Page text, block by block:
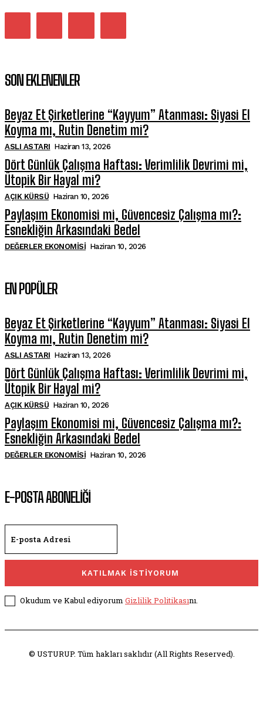
SON EKLENENLER
Beyaz Et Şirketlerine “Kayyum” Atanması: Siyasi El
Koyma mı, Rutin Denetim mi?
ASLI ASTARI Haziran 13, 2026
Dört Günlük Çalışma Haftası: Verimlilik Devrimi mi,
Ütopik Bir Hayal mi?
AÇIK KÜRSÜ Haziran 10, 2026
Paylaşım Ekonomisi mi, Güvencesiz Çalışma mı?:
Esnekliğin Arkasındaki Bedel
DEĞERLER EKONOMISI Haziran 10, 2026
EN POPÜLER
Beyaz Et Şirketlerine “Kayyum” Atanması: Siyasi El
Koyma mı, Rutin Denetim mi?
ASLI ASTARI Haziran 13, 2026
Dört Günlük Çalışma Haftası: Verimlilik Devrimi mi,
Ütopik Bir Hayal mi?
AÇIK KÜRSÜ Haziran 10, 2026
Paylaşım Ekonomisi mi, Güvencesiz Çalışma mı?:
Esnekliğin Arkasındaki Bedel
DEĞERLER EKONOMISI Haziran 10, 2026
E-POSTA ABONELİĞİ
KATILMAK İSTİYORUM
Okudum ve Kabul ediyorum Gizlilik Politikasını.
© USTURUP. Tüm hakları saklıdır (All Rights Reserved).